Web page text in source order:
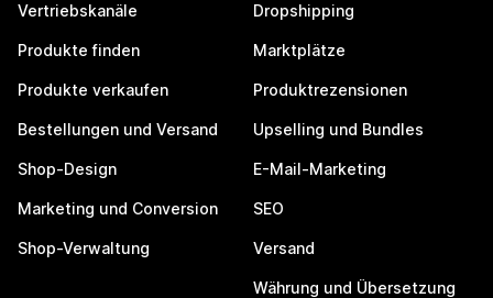
Vertriebskanäle
Produkte finden
Produkte verkaufen
Bestellungen und Versand
Shop-Design
Marketing und Conversion
Shop-Verwaltung
Dropshipping
Marktplätze
Produktrezensionen
Upselling und Bundles
E-Mail-Marketing
SEO
Versand
Währung und Übersetzung